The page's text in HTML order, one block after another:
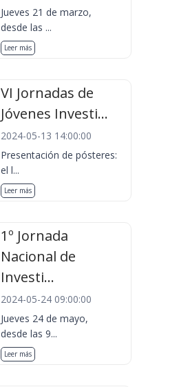
Jueves 21 de marzo,
desde las ...
Leer más
VI Jornadas de
Jóvenes Investi...
2024-05-13 14:00:00
Presentación de pósteres:
el l...
Leer más
1º Jornada
Nacional de
Investi...
2024-05-24 09:00:00
Jueves 24 de mayo,
desde las 9...
Leer más